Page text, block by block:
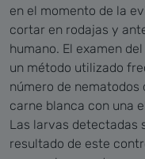
en el momento de la
cortar en rodajas y
humano. El examen
un método utilizado
número de nematodos
carne blanca con una
Las larvas detectadas
resultado de este